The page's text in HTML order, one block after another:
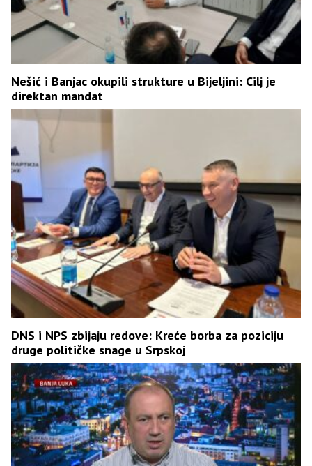
Nešić i Banjac okupili strukture u Bijeljini: Cilj je
direktan mandat
DNS i NPS zbijaju redove: Kreće borba za poziciju
druge političke snage u Srpskoj